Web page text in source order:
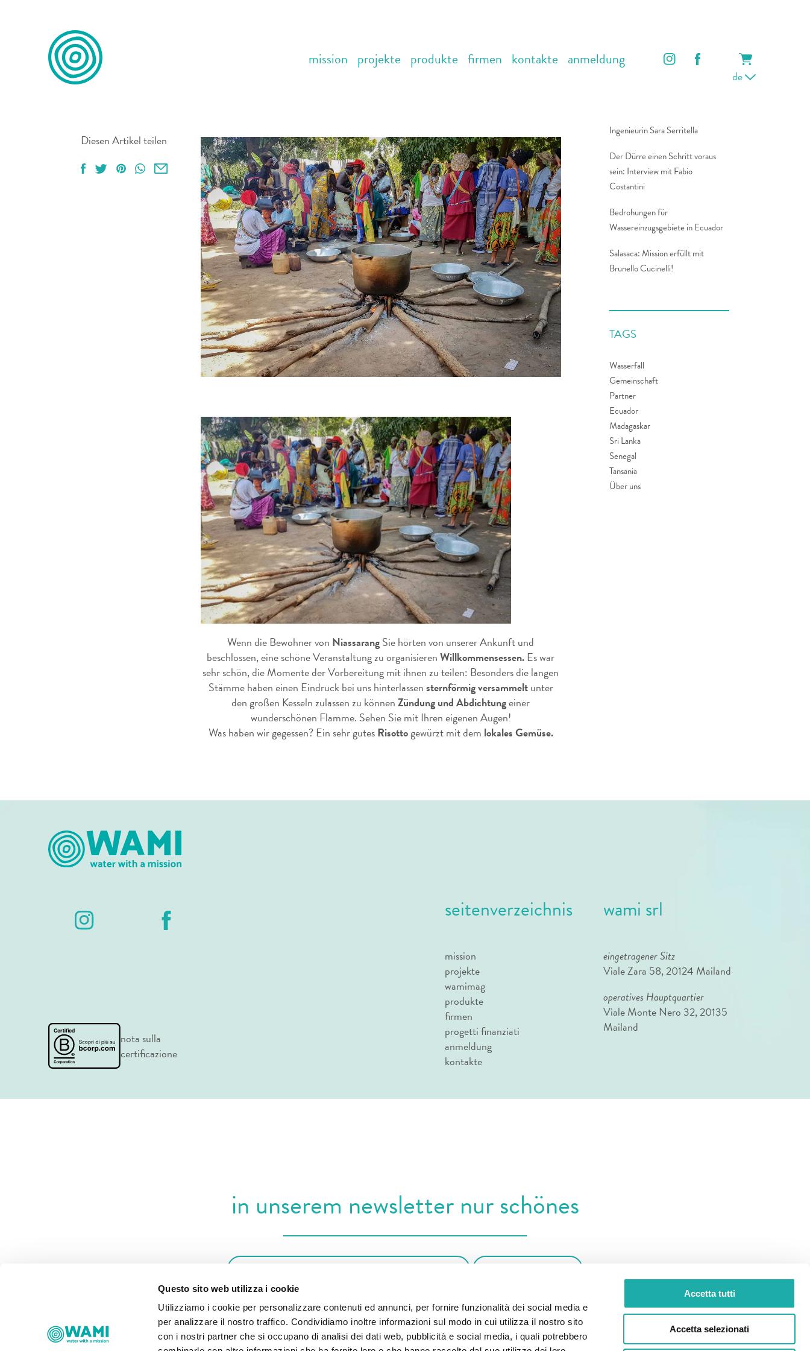
Questo sito web utilizza i cookie
Utilizziamo i cookie per personalizzare contenuti ed annunci, per fornire funzionalità dei social media e
per analizzare il nostro traffico. Condividiamo inoltre informazioni sul modo in cui utilizza il nostro sito
con i nostri partner che si occupano di analisi dei dati web, pubblicità e social media, i quali potrebbero
Accetta tutti
Accetta selezionati
mission projekte produkte firmen kontakte anmeldung
de
Was wird gekocht?
Wenn die Bewohner von NiassarangSie hörten von unserer Ankunft und
beschlossen, eine schöne Veranstaltung zu organisieren Willkommensessen.Es war
sehr schön, die Momente der Vorbereitung mit ihnen zu teilen: Besonders die langen
Stämme haben einen Eindruck bei uns hinterlassensternförmig versammeltunter
den großen Kesseln zulassen zu können Zündung und Abdichtungeiner
wunderschönen Flamme. Sehen Sie mit Ihren eigenen Augen!
Was haben wir gegessen? Ein sehr gutesRisottogewürzt mit dem lokales Gemüse.
Vorherige
Nachfolgend
Diesen Artikel teilen
Ingenieurin Sara Serritella
Der Dürre einen Schritt voraus
sein: Interview mit Fabio
Costantini
Bedrohungen für
Wassereinzugsgebiete in Ecuador
Salasaca: Mission erfüllt mit
Brunello Cucinelli!
TAGS
Wasserfall
Gemeinschaft
Partner
Ecuador
Madagaskar
Sri Lanka
Senegal
Tansania
Über uns
nota sulla
certificazione
seitenverzeichnis
mission
projekte
wamimag
produkte
firmen
progetti finanziati
anmeldung
kontakte
wami srl
eingetragener Sitz
Viale Zara 58, 20124 Mailand
operatives Hauptquartier
Viale Monte Nero 32, 20135
Mailand
in unserem newsletter nur schönes
Ich stimme der Verarbeitung personenbezogener Daten gemäß unsererDatenschutzrichtliniezu.